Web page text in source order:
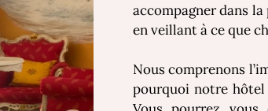
accompagner dans
en veillant à ce que
Nous comprenons
pourquoi notre hôtel